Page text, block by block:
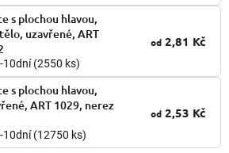
s plochou hlavou,
uzavřené, ART
10dní(2550 ks)
od 2,81 Kč
s plochou hlavou,
ART 1029, nerez
10dní(12750 ks)
od 2,53 Kč